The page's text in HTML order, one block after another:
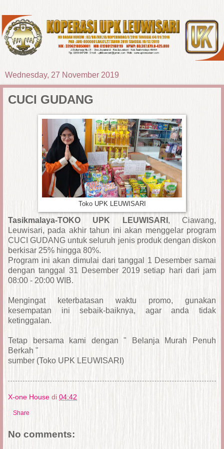
Wednesday, 27 November 2019
CUCI GUDANG
Toko UPK LEUWISARI
Tasikmalaya-TOKO UPK LEUWISARI , Ciawang,
Leuwisari, pada akhir tahun ini akan menggelar program
CUCI GUDANG untuk seluruh jenis produk dengan diskon
berkisar 25% hingga 80%.
Program ini akan dimulai dari tanggal 1 Desember samai
dengan tanggal 31 Desember 2019 setiap hari dari jam
08:00 - 20:00 WIB.
Mengingat keterbatasan waktu promo, gunakan
kesempatan ini sebaik-baiknya, agar anda tidak
ketinggalan.
Tetap bersama kami dengan " Belanja Murah Penuh
Berkah "
sumber (Toko UPK LEUWISARI)
X-one House di 04:42
Share
No comments: